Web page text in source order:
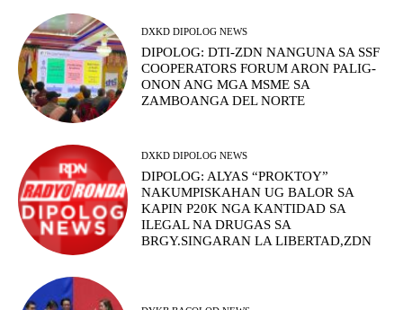
DXKD DIPOLOG NEWS
DIPOLOG: DTI-ZDN NANGUNA SA SSF
COOPERATORS FORUM ARON PALIG-
ONON ANG MGA MSME SA
ZAMBOANGA DEL NORTE
DXKD DIPOLOG NEWS
DIPOLOG: ALYAS “PROKTOY”
NAKUMPISKAHAN UG BALOR SA
KAPIN P20K NGA KANTIDAD SA
ILEGAL NA DRUGAS SA
BRGY.SINGARAN LA LIBERTAD,ZDN